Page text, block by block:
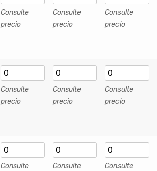
Consulte
precio
Consulte
precio
Consulte
precio
Consulte
precio
Consulte
precio
Consulte
precio
Consulte Consulte Consulte